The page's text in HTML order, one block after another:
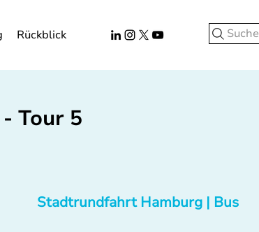
Rückblick Suche
Tour 5
Stadtrundfahrt Hamburg | Bus